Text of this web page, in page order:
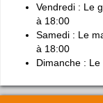
Vendredi : Le
à 18:00
Samedi : Le
à 18:00
Dimanche :